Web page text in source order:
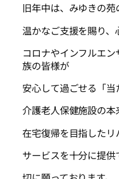
旧年中は、みゆきの
温かなご支援を賜り、
コロナやインフルエ
族の皆様が
安心して過ごせる「当
介護老人保健施設の本
在宅復帰を目指した
サービスを十分に提供